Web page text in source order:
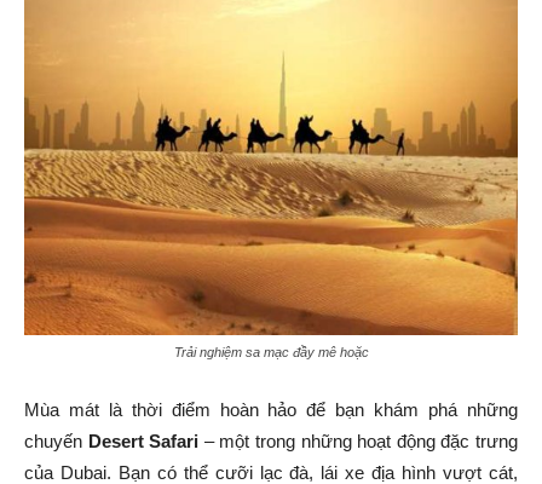
Trải nghiệm sa mạc đầy mê hoặc
Mùa mát là thời điểm hoàn hảo để bạn khám phá những
chuyến Desert Safari – một trong những hoạt động đặc trưng
của Dubai. Bạn có thể cưỡi lạc đà, lái xe địa hình vượt cát,